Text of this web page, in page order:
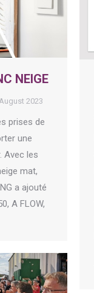
NEIGE
2023
prises de
une
Avec les
mat,
a ajouté
A FLOW,